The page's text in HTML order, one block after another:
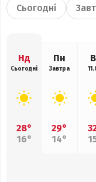
Сьогодні
Нд
Сьогодні
28°
16°
Пн
Завтра
29°
14°